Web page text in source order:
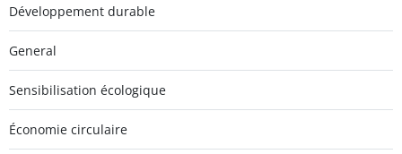
Développement durable
General
Sensibilisation écologique
Économie circulaire